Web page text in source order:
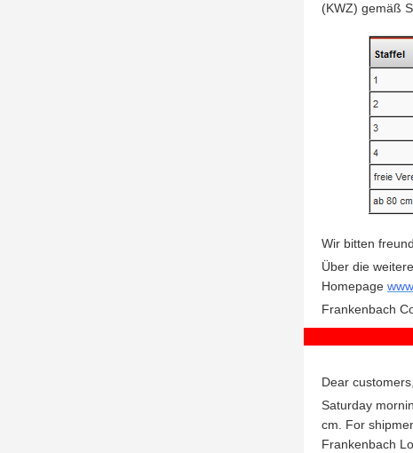
(KWZ) gemäß
Wir bitten
Über die
Homepage
Frankenbach
Dear customers,
Saturday
cm. For
Frankenbach